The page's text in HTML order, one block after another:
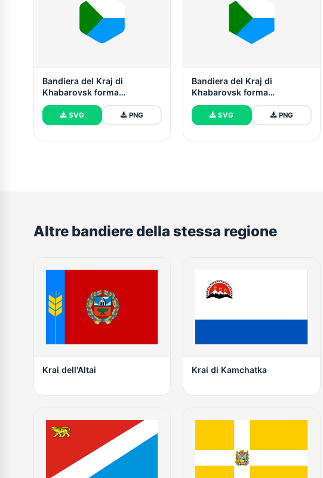
Bandiera del Kraj di
Khabarovsk forma
esagonale arrotondata
SVG PNG
Bandiera del Kraj di
Khabarovsk forma
esagonale
SVG PNG
Altre bandiere della stessa regione
Krai dell'Altai Krai di Kamchatka